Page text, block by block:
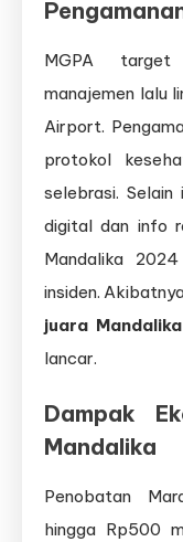
MGPA target
manajemen lalu
Airport.
protokol
selebrasi.
digital dan info
Mandalika
insiden.
juara
lancar.
Dampak
Mandalika
Penobatan
hingga Rp500